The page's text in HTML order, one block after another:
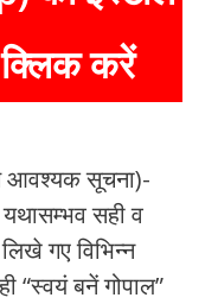
करें
आवश्यक सूचना)-
यथासम्भव सही व
गए विभिन्न
“स्वयं बनें गोपाल”